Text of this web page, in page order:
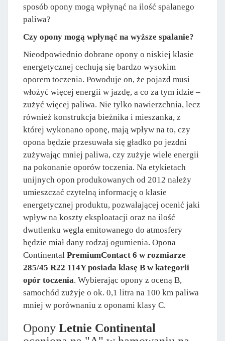
sposób opony mogą wpłynąć na ilość spalanego
paliwa?
Czy opony mogą wpłynąć na wyższe spalanie?
Nieodpowiednio dobrane opony o niskiej klasie
energetycznej cechują się bardzo wysokim
oporem toczenia. Powoduje on, że pojazd musi
włożyć więcej energii w jazdę, a co za tym idzie –
zużyć więcej paliwa. Nie tylko nawierzchnia, lecz
również konstrukcja bieżnika i mieszanka, z
której wykonano oponę, mają wpływ na to, czy
opona będzie przesuwała się gładko po jezdni
zużywając mniej paliwa, czy zużyje wiele energii
na pokonanie oporów toczenia. Na etykietach
unijnych opon produkowanych od 2012 należy
umieszczać czytelną informację o klasie
energetycznej produktu, pozwalającej ocenić jaki
wpływ na koszty eksploatacji oraz na ilość
dwutlenku węgla emitowanego do atmosfery
będzie miał dany rodzaj ogumienia. Opona
Continental PremiumContact 6 w rozmiarze
285/45 R22 114Y posiada klasę B w kategorii
opór toczenia. Wybierając opony z oceną B,
samochód zużyje o ok. 0,1 litra na 100 km paliwa
mniej w porównaniu z oponami klasy C.
Opony Letnie Continental